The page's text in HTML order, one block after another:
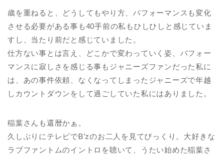
歳を重ねると、どうしてもやり方、パフォーマンスも変化
させる必要がある事も40手前の私もひしひしと感じていま
すし、当たり前だと感じていました。
仕方ない事とは言え、どこかで変わっていく姿、パフォー
マンスに寂しさを感じる事もジャニーズファンだった私に
は、あの事件依頼、なくなってしまったジャニーズで年越
しカウントダウンをして過ごしていた私にはありました。
稲葉さんも還暦かぁ。
久しぶりにテレビでB’zのお二人を見てびっくり。大好きな
ラブファントムのイントロを聴いて、うたい始めた稲葉さ